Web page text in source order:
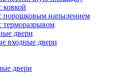
ковкой
порошковым напылением
терморазрывом
двери
входные двери
двери